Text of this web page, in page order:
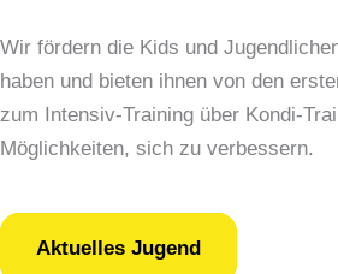
Wir fördern die Kids und
haben und bieten ihnen von den
zum Intensiv-Training über Kondi-
Möglichkeiten, sich zu verbessern.
Aktuelles Jugend